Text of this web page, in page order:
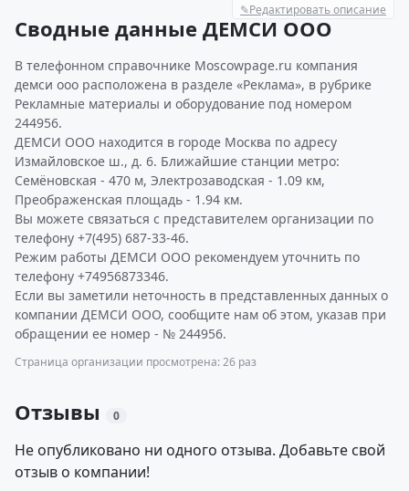
✎Редактировать описание
Сводные данные ДЕМСИ ООО
В телефонном справочнике Moscowpage.ru компания
демси ооо расположена в разделе «Реклама», в рубрике
Рекламные материалы и оборудование под номером
244956.
ДЕМСИ ООО находится в городе Москва по адресу
Измайловское ш., д. 6. Ближайшие станции метро:
Семёновская - 470 м, Электрозаводская - 1.09 км,
Преображенская площадь - 1.94 км.
Вы можете связаться с представителем организации по
телефону +7(495) 687-33-46.
Режим работы ДЕМСИ ООО рекомендуем уточнить по
телефону +74956873346.
Если вы заметили неточность в представленных данных о
компании ДЕМСИ ООО, сообщите нам об этом, указав при
обращении ее номер - № 244956.
Страница организации просмотрена: 26 раз
Отзывы 0
Не опубликовано ни одного отзыва. Добавьте свой
отзыв о компании!